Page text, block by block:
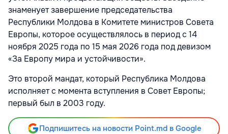
знаменует завершение председательства
Республики Молдова в Комитете министров Совета
Европы, которое осуществлялось в период с 14
ноября 2025 года по 15 мая 2026 года под девизом
«За Европу мира и устойчивости».
Это второй мандат, который Республика Молдова
исполняет с момента вступления в Совет Европы;
первый был в 2003 году.
Подпишитесь на новости Point.md в Google